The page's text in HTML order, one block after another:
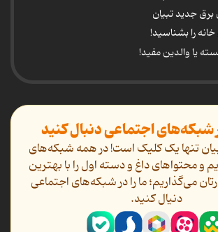
برق جدید تبیان
را بشناسید!
یا والدین مفید!
شبکه‌های اجتماعی دنبال کنید
تنها یک کلیک است! در همه شبکه‌های
و محتواهای داغ و دسته اول را با بهترین
می‌گذاریم؛ ما را در شبکه‌های اجتماعی
دنیال کنید.